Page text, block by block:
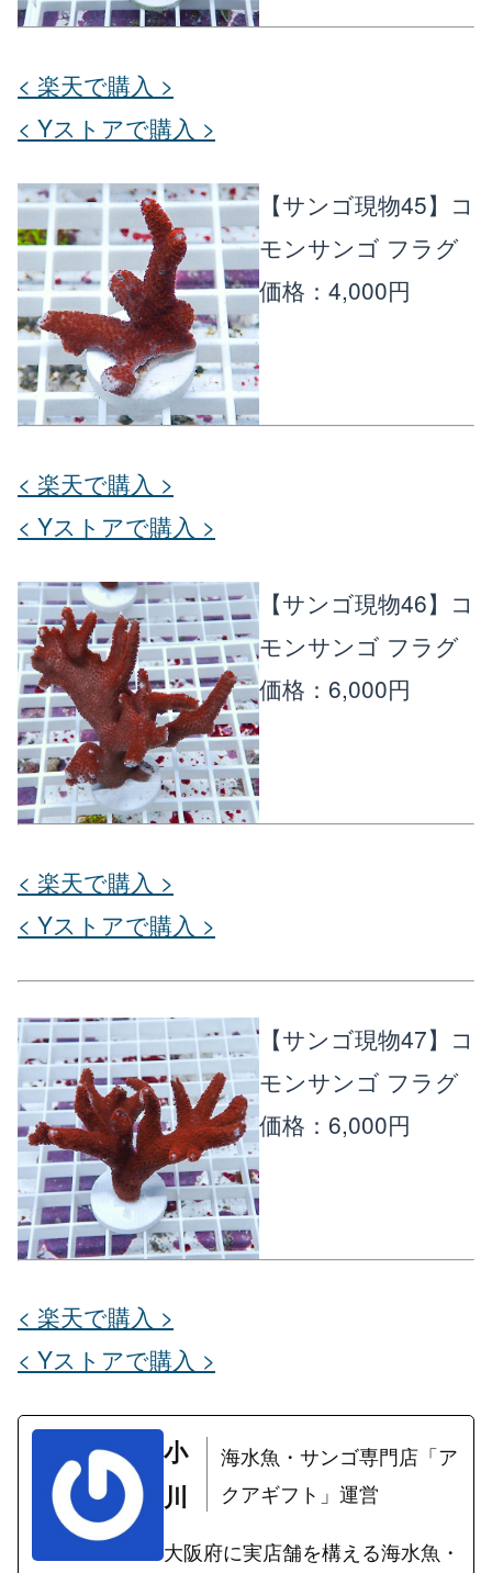
< 楽天で購入 >
< Yストアで購入 >
【サンゴ現物45】コ
モンサンゴ フラグ
価格：4,000円
< 楽天で購入 >
< Yストアで購入 >
【サンゴ現物46】コ
モンサンゴ フラグ
価格：6,000円
< 楽天で購入 >
< Yストアで購入 >
【サンゴ現物47】コ
モンサンゴ フラグ
価格：6,000円
< 楽天で購入 >
< Yストアで購入 >
小
川
海水魚・サンゴ専門店「ア
クアギフト」運営
大阪府に実店舗を構える海水魚・